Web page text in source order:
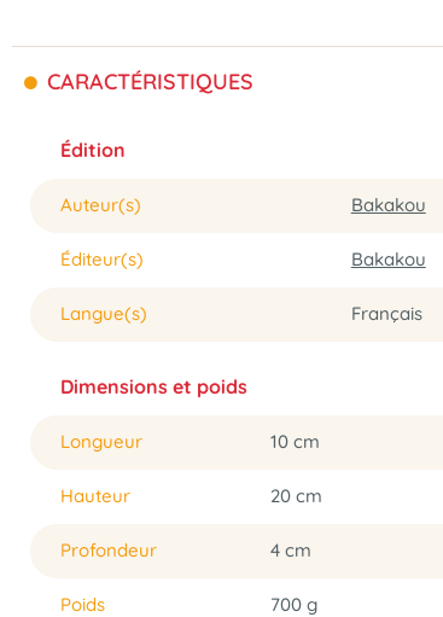
CARACTÉRISTIQUES
Édition
Auteur(s) Bakakou
Éditeur(s) Bakakou
Langue(s) Français
Dimensions et poids
Longueur 10 cm
Hauteur 20 cm
Profondeur 4 cm
Poids 700 g